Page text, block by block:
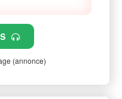
(annonce)